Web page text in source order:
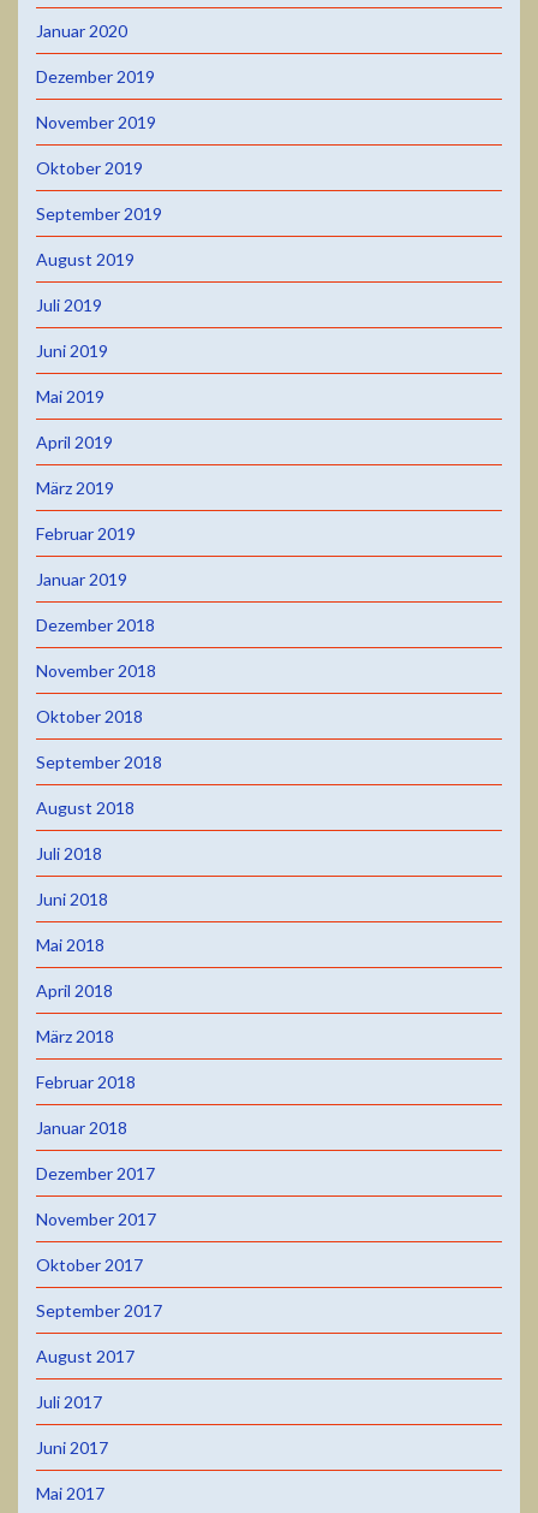
Januar 2020
Dezember 2019
November 2019
Oktober 2019
September 2019
August 2019
Juli 2019
Juni 2019
Mai 2019
April 2019
März 2019
Februar 2019
Januar 2019
Dezember 2018
November 2018
Oktober 2018
September 2018
August 2018
Juli 2018
Juni 2018
Mai 2018
April 2018
März 2018
Februar 2018
Januar 2018
Dezember 2017
November 2017
Oktober 2017
September 2017
August 2017
Juli 2017
Juni 2017
Mai 2017